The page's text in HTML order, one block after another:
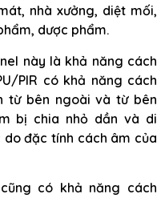
nhà xưởng, diệt mối,
dược phẩm.
này là khả năng cách
PIR có khả năng cách
từ bên ngoài và từ bên
bị chia nhỏ dần và di
đặc tính cách âm của
có khả năng cách